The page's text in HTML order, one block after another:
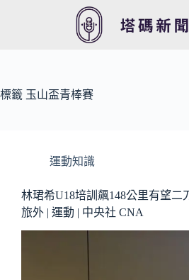
容
標籤 玉山盃青棒賽
運動知識
林珺希U18培訓飆148公里有望二
旅外 | 運動 | 中央社 CNA